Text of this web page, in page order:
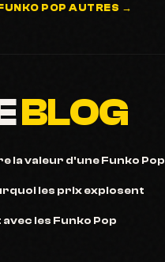
POP AUTRES →
BLOG
la valeur d'une Funko Pop
les prix explosent
les Funko Pop